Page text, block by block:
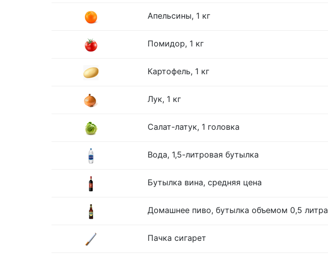
Апельсины, 1 кг
Помидор, 1 кг
Картофель, 1 кг
Лук, 1 кг
Салат-латук, 1 головка
Вода, 1,5-литровая бутылка
Бутылка вина, средняя цена
Домашнее пиво, бутылка объемом 0,5 литра
Пачка сигарет